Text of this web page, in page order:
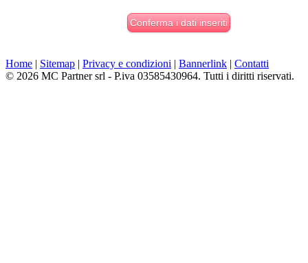
Home | Sitemap | Privacy e condizioni | Bannerlink | Contatti
© 2026 MC Partner srl - P.iva 03585430964. Tutti i diritti riservati.